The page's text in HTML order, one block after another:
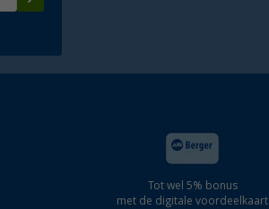
Tot wel 5% bonus
met de digitale voordeelkaart